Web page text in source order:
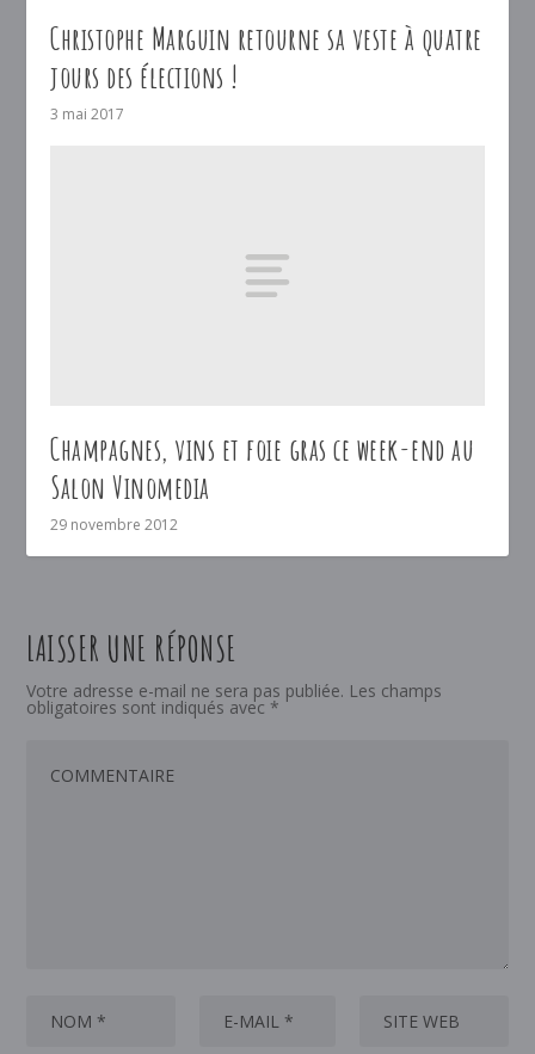
Christophe Marguin retourne sa veste à quatre
jours des élections !
3 mai 2017
Champagnes, vins et foie gras ce week-end au
Salon Vinomedia
29 novembre 2012
LAISSER UNE RÉPONSE
Votre adresse e-mail ne sera pas publiée. Les champs
obligatoires sont indiqués avec *